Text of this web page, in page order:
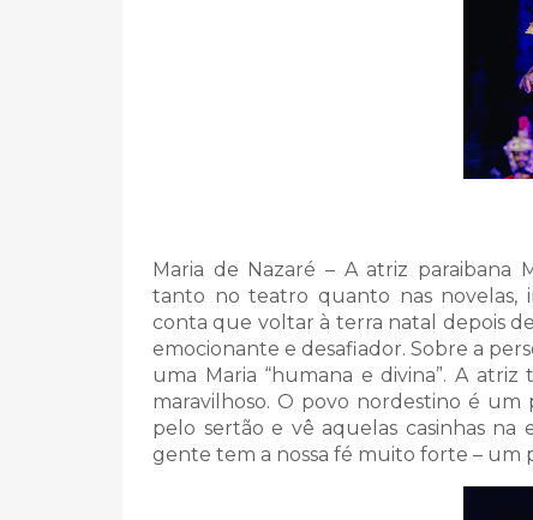
Maria de Nazaré – A atriz paraibana
tanto no teatro quanto nas novelas,
conta que voltar à terra natal depois
emocionante e desafiador. Sobre a
uma Maria “humana e divina”. A
maravilhoso. O povo nordestino é
pelo sertão e vê aquelas casinhas
gente tem a nossa fé muito forte – um